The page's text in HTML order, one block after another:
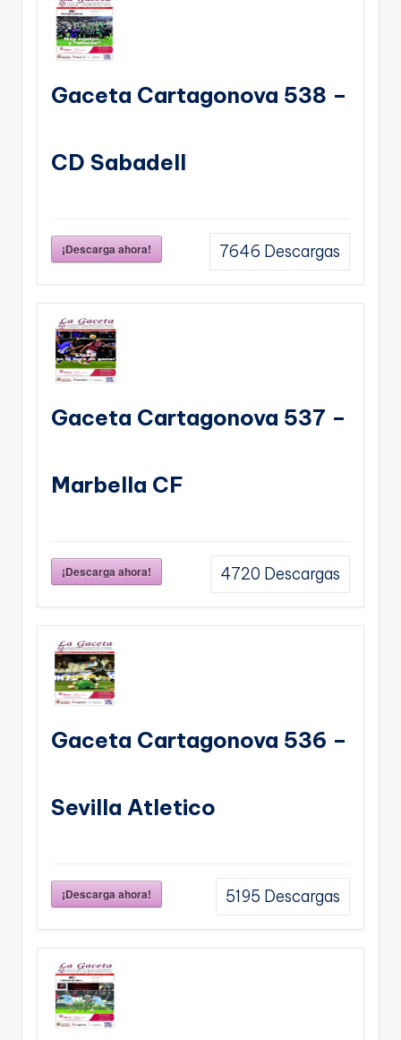
Gaceta Cartagonova 538 –
CD Sabadell
¡Descarga ahora! 7646 Descargas
Gaceta Cartagonova 537 –
Marbella CF
¡Descarga ahora! 4720 Descargas
Gaceta Cartagonova 536 –
Sevilla Atletico
¡Descarga ahora! 5195 Descargas